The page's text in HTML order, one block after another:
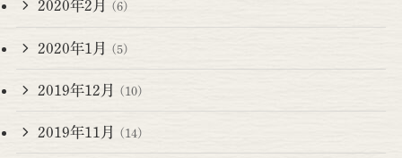
2020年2月 (6)
2020年1月 (5)
2019年12月 (10)
2019年11月 (14)